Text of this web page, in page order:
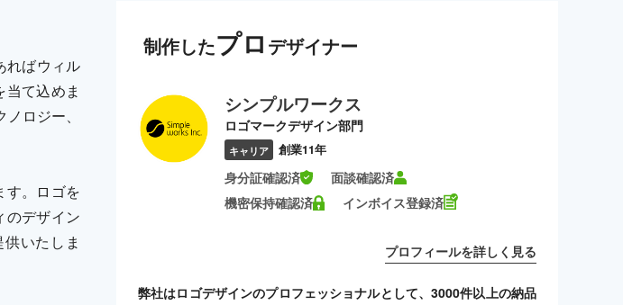
ればウィル
て込めま
ロジー、
す。ロゴを
のデザイン
いたしま
制作したプロ デザイナー
シンプルワークス
ロゴマークデザイン部門
キャリア 創業11年
身分証確認済
面談確認済
機密保持確認済
インボイス登録済
プロフィールを詳しく見る
弊社はロゴデザインのプロフェッショナルとして、3000件以上の納品